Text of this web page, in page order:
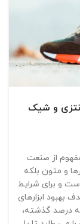
و شیک
از صنعت
و متون بلکه
و برای شرایط
بهبود ابزارهای
درصد گذشته،